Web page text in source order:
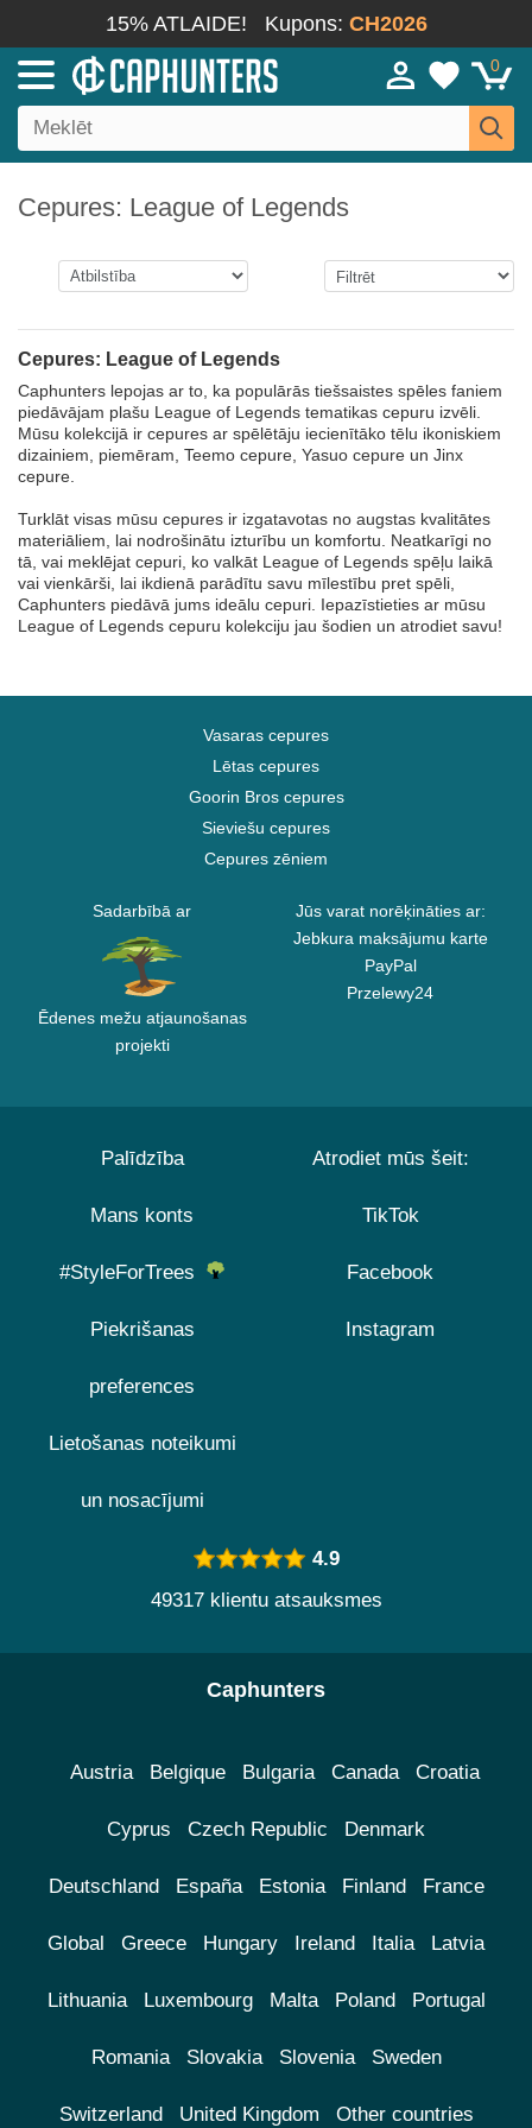
15% ATLAIDE! Kupons: CH2026
0
Cepures: League of Legends
Cepures: League of Legends
Caphunters lepojas ar to, ka populārās tiešsaistes spēles faniem
piedāvājam plašu League of Legends tematikas cepuru izvēli.
Mūsu kolekcijā ir cepures ar spēlētāju iecienītāko tēlu ikoniskiem
dizainiem, piemēram, Teemo cepure, Yasuo cepure un Jinx
cepure.
Turklāt visas mūsu cepures ir izgatavotas no augstas kvalitātes
materiāliem, lai nodrošinātu izturību un komfortu. Neatkarīgi no
tā, vai meklējat cepuri, ko valkāt League of Legends spēļu laikā
vai vienkārši, lai ikdienā parādītu savu mīlestību pret spēli,
Caphunters piedāvā jums ideālu cepuri. Iepazīstieties ar mūsu
League of Legends cepuru kolekciju jau šodien un atrodiet savu!
Vasaras cepures
Lētas cepures
Goorin Bros cepures
Sieviešu cepures
Cepures zēniem
Sadarbībā ar
Ēdenes mežu atjaunošanas
projekti
Jūs varat norēķināties ar:
Jebkura maksājumu karte
PayPal
Przelewy24
Palīdzība
Mans konts
#StyleForTrees
Piekrišanas
preferences
Lietošanas noteikumi
un nosacījumi
Atrodiet mūs šeit:
TikTok
Facebook
Instagram
4.9
49317 klientu atsauksmes
Caphunters
Austria Belgique Bulgaria Canada Croatia
Cyprus Czech Republic Denmark
Deutschland España Estonia Finland France
Global Greece Hungary Ireland Italia Latvia
Lithuania Luxembourg Malta Poland Portugal
Romania Slovakia Slovenia Sweden
Switzerland United Kingdom Other countries